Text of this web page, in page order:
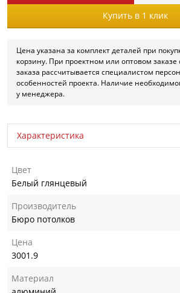
Купить в 1 клик
Цена указана за комплект деталей при
корзину. При проектном или оптовом заказе
заказа рассчитывается специалистом
особенностей проекта. Наличие
у менеджера.
Характеристика
Цвет
Белый глянцевый
Производитель
Бюро потолков
Цена
3001.9
Материал